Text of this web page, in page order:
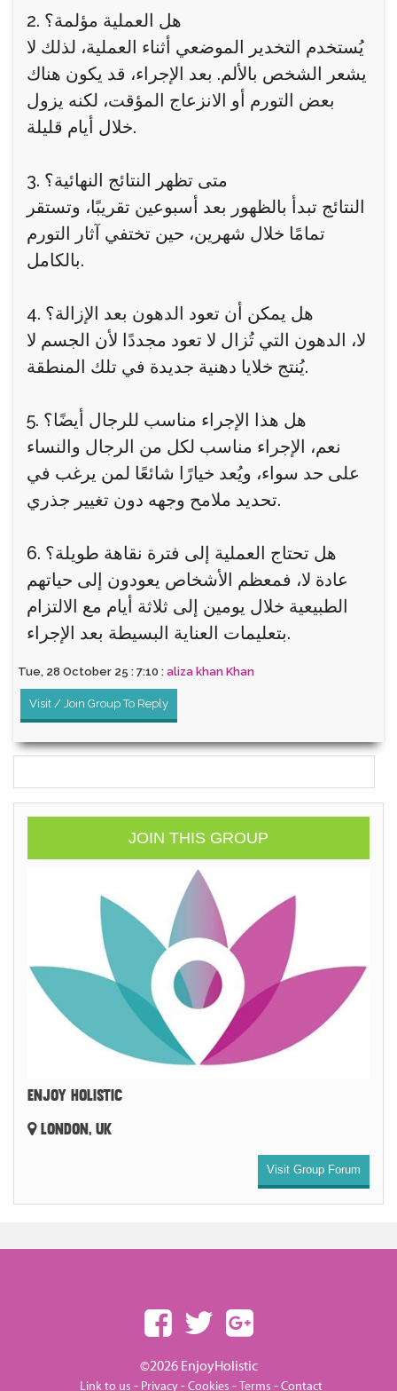
2. هل العملية مؤلمة؟
يُستخدم التخدير الموضعي أثناء العملية، لذلك لا
يشعر الشخص بالألم. بعد الإجراء، قد يكون هناك
بعض التورم أو الانزعاج المؤقت، لكنه يزول
خلال أيام قليلة.
3. متى تظهر النتائج النهائية؟
النتائج تبدأ بالظهور بعد أسبوعين تقريبًا، وتستقر
تمامًا خلال شهرين، حين تختفي آثار التورم
بالكامل.
4. هل يمكن أن تعود الدهون بعد الإزالة؟
لا، الدهون التي تُزال لا تعود مجددًا لأن الجسم لا
يُنتج خلايا دهنية جديدة في تلك المنطقة.
5. هل هذا الإجراء مناسب للرجال أيضًا؟
نعم، الإجراء مناسب لكل من الرجال والنساء
على حد سواء، ويُعد خيارًا شائعًا لمن يرغب في
تحديد ملامح وجهه دون تغيير جذري.
6. هل تحتاج العملية إلى فترة نقاهة طويلة؟
عادة لا، فمعظم الأشخاص يعودون إلى حياتهم
الطبيعية خلال يومين إلى ثلاثة أيام مع الالتزام
بتعليمات العناية البسيطة بعد الإجراء.
Tue, 28 October 25 : 7:10 : aliza khan Khan
Visit / Join Group To Reply
JOIN THIS GROUP
ENJOY HOLISTIC
LONDON, UK
Visit Group Forum
©2026 EnjoyHolistic
Link to us - Privacy-Cookies -Terms -Contact